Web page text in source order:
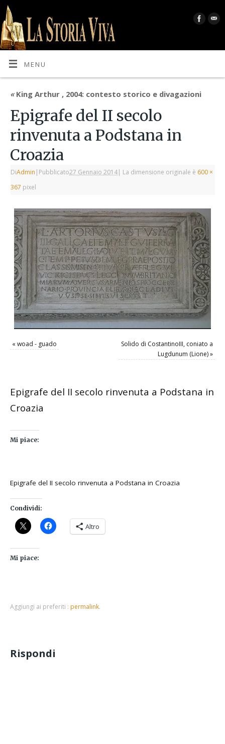
MENU
«King Arthur , 2004: contesto storico e divagazioni
Epigrafe del II secolo
rinvenuta a Podstana in
Croazia
DiAdmin | Pubblicato27 Gennaio 2014| La dimensione originale è 600 ×
367 pixel
«woad - guado
Solido di CostantinoIII, coniato a
Lugdunum (Lione)»
Epigrafe del II secolo rinvenuta a Podstana in
Croazia
Mi piace:
Epigrafe del II secolo rinvenuta a Podstana in Croazia
Condividi:
Altro
Mi piace:
Aggiungi ai preferiti : permalink.
Rispondi